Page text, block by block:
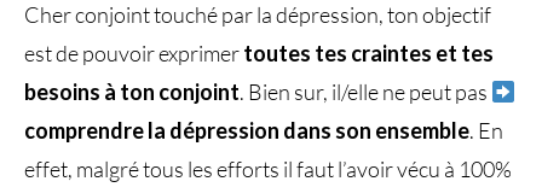
Cher conjoint touché par la dépression, ton objectif
est de pouvoir exprimertoutes tes craintes et tes
besoins à ton conjoint. Bien sur, il/elle ne peut pas
comprendre la dépression dans son ensemble. En
effet, malgré tous les efforts il faut l’avoir vécu à 100%